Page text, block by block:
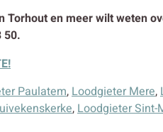
Torhout en meer wilt weten
50.
Paulatem, Loodgieter Mere,
, Loodgieter Sint-